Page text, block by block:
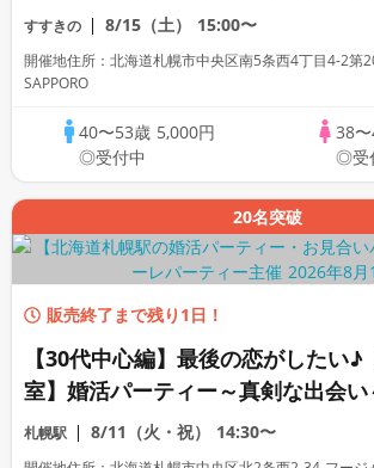
ップリングなし】【40代中心】初め
も人見知りの方も安心です◇プライ
アソシエイツクラブ
すすきの 8/15（土） 15:00〜
開催地住所：北海道札幌市中央区南5条西4丁目4-2第
SAPPORO
40〜53歳 5,000円
◎受付中
38
◎受
20名突破
販売終了まで残り1日！
【30代中心編】最後の恋がしたい♪
室】婚活パーティー～真剣な出会い
札幌駅 8/11（火・祝） 14:30〜